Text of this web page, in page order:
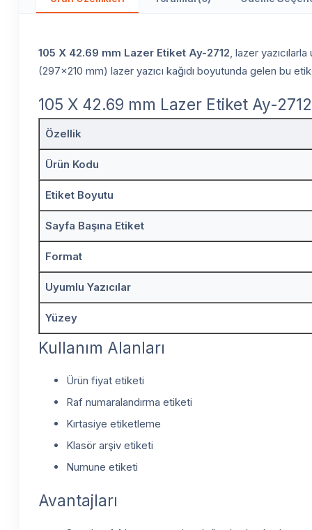
105 X 42.69 mm Lazer Etiket Ay-2712, lazer
(297x210 mm) lazer yazıcı kağıdı boyutunda gelen bu
105 X 42.69 mm Lazer Etiket Ay-
Özellik
Ürün Kodu
Etiket Boyutu
Sayfa Başına Etiket
Format
Uyumlu Yazıcılar
Yüzey
Kullanım Alanları
Ürün fiyat etiketi
Raf numaralandırma etiketi
Kırtasiye etiketleme
Klasör arşiv etiketi
Numune etiketi
Avantajları